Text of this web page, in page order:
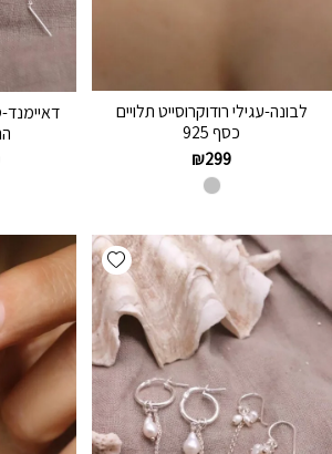
לבונה-עגילי רודוקרוסייט תלויים
כסף 925
₪299
Add wishlist